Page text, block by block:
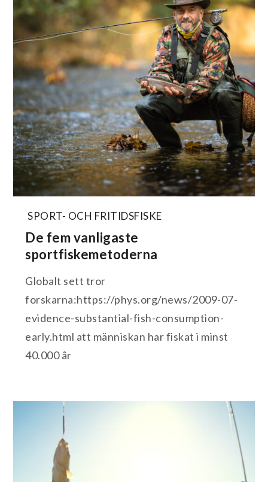
SPORT- OCH FRITIDSFISKE
De fem vanligaste
sportfiskemetoderna
Globalt sett tror
forskarna:https://phys.org/news/2009-07-
evidence-substantial-fish-consumption-
early.html att människan har fiskat i minst
40.000 år